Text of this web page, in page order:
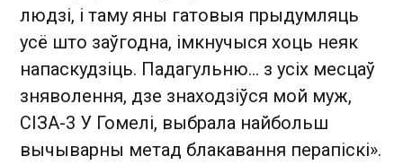
людзі, і таму яны гатовыя прыдумляць
усё што заўгодна, імкнучыся хоць неяк
напаскудзіць. Падагульню... з усіх месцаў
зняволення, дзе знаходзіўся мой муж,
СІЗА-3 У Гомелі, выбрала найбольш
вычыварны метад блакавання перапіскі».